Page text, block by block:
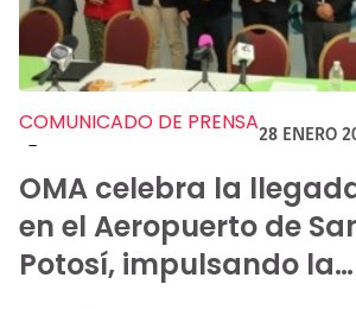
COMUNICADO DE PRENSA
-
28 ENERO
OMA celebra la
en el Aeropuerto de
Potosí, impulsando la